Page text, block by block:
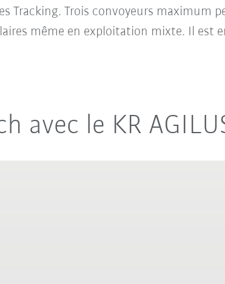
Tracking. Trois convoyeurs maximum
même en exploitation mixte. Il est
avec le KR